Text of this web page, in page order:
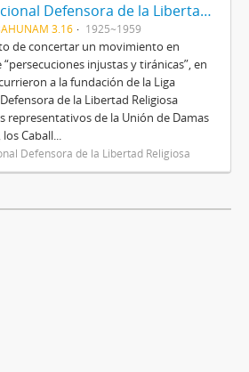
Liga Nacional Defensora de la Libertad Religiosa
3.16 1925~1959
de concertar un movimiento en
injustas y tiránicas”, en
a la fundación de la Liga
de la Libertad Religiosa
representativos de la Unión de Damas
Caball...
Defensora de la Libertad Religiosa